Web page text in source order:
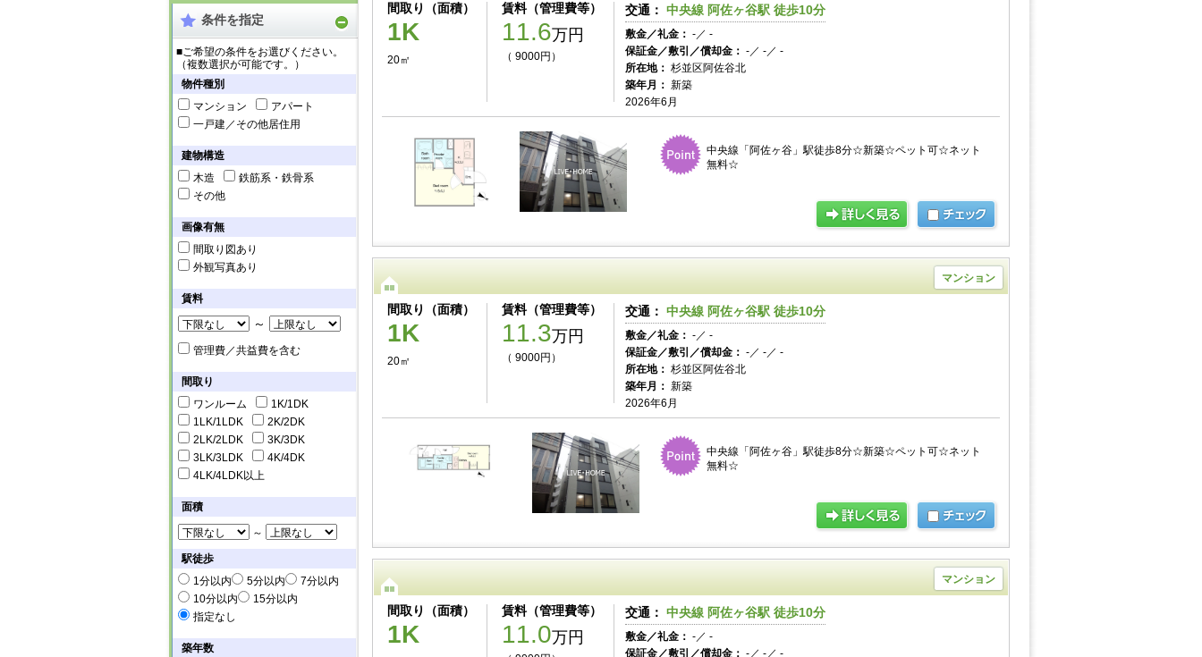
条件を指定
■ご希望の条件をお選びください。
（複数選択が可能です。）
物件種別
マンション
アパート
一戸建／その他居住用
建物構造
木造
鉄筋系・鉄骨系
その他
画像有無
間取り図あり
外観写真あり
賃料
～
管理費／共益費を含む
間取り
ワンルーム
1K/1DK
1LK/1LDK
2K/2DK
2LK/2LDK
3K/3DK
3LK/3LDK
4K/4DK
4LK/4LDK以上
面積
～
駅徒歩
1分以内
5分以内
7分以内
10分以内
15分以内
指定なし
築年数
間取り（面積）
1K
20㎡
賃料（管理費等）
11.6万円
（ 9000円）
交通： 中央線 阿佐ヶ谷駅 徒歩10分
敷金／礼金： -／ -
保証金／敷引／償却金： -／ -／ -
所在地： 杉並区阿佐谷北
築年月： 新築
2026年6月
中央線「阿佐ヶ谷」駅徒歩8分☆新築☆ペット可☆ネット
無料☆
マンション
間取り（面積）
1K
20㎡
賃料（管理費等）
11.3万円
（ 9000円）
交通： 中央線 阿佐ヶ谷駅 徒歩10分
敷金／礼金： -／ -
保証金／敷引／償却金： -／ -／ -
所在地： 杉並区阿佐谷北
築年月： 新築
2026年6月
中央線「阿佐ヶ谷」駅徒歩8分☆新築☆ペット可☆ネット
無料☆
マンション
間取り（面積）
1K
賃料（管理費等）
11.0万円
交通： 中央線 阿佐ヶ谷駅 徒歩10分
敷金／礼金： -／ -
保証金／敷引／償却金： -／ -／ -